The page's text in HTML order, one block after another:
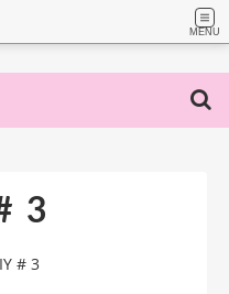
MENU
3
# 3